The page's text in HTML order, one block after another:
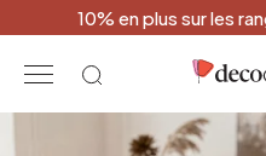
10% en plus sur les